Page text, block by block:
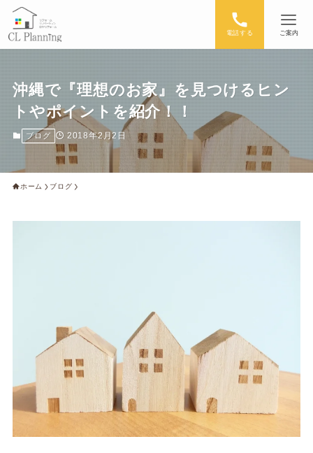
電話する ご案内
沖縄で『理想のお家』を見つけるヒン
トやポイントを紹介！！
ブログ 2018年2月2日
ホーム ブログ